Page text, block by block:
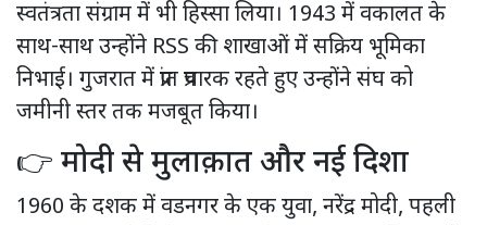
स्वतंत्रता संग्राम में भी हिस्सा लिया। 1943 में वकालत के
साथ-साथ उन्होंने RSS की शाखाओं में सक्रिय भूमिका
निभाई। गुजरात में प्रांत प्रचारक रहते हुए उन्होंने संघ को
जमीनी स्तर तक मजबूत किया।
👉 मोदी से मुलाक़ात और नई दिशा
1960 के दशक में वडनगर के एक युवा, नरेंद्र मोदी, पहली